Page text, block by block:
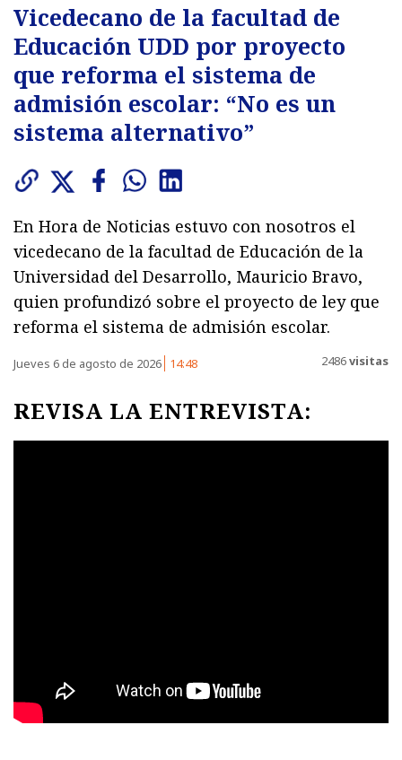
Vicedecano de la facultad de
Educación UDD por proyecto
que reforma el sistema de
admisión escolar: “No es un
sistema alternativo”
En Hora de Noticias estuvo con nosotros el
vicedecano de la facultad de Educación de la
Universidad del Desarrollo, Mauricio Bravo,
quien profundizó sobre el proyecto de ley que
reforma el sistema de admisión escolar.
Jueves 6 de agosto de 2026 14:48 2486visitas
REVISA LA ENTREVISTA: